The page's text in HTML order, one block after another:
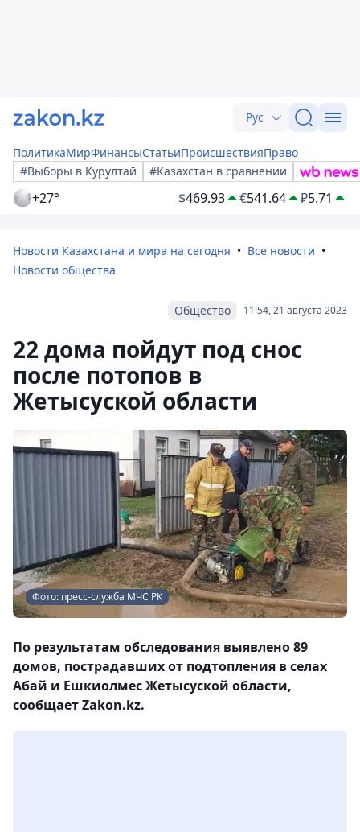
Рус
ПолитикаМирФинансыСтатьиПроисшествияПраво
#Выборы в Курултай
#Казахстан в сравнении
+27° $469.93 €541.64 ₽5.71
Новости Казахстана и мира на сегодня
Все новости
Новости общества
11:54, 21 августа 2023
Общество
22 дома пойдут под снос
после потопов в
Жетысуской области
Фото: пресс-служба МЧС РК
По результатам обследования выявлено 89
домов, пострадавших от подтопления в селах
Абай и Ешкиолмес Жетысуской области,
сообщает Zakon.kz.